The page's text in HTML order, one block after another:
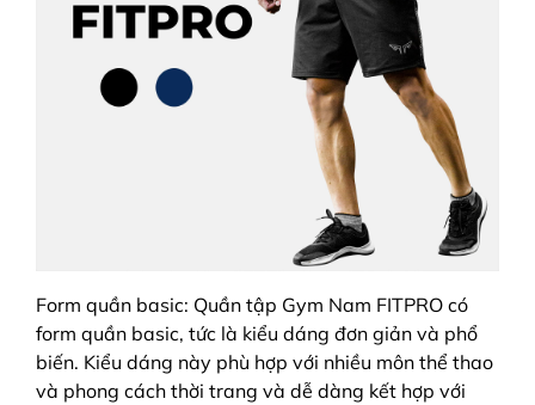
Form quần basic: Quần tập Gym Nam FITPRO có
form quần basic, tức là kiểu dáng đơn giản và phổ
biến. Kiểu dáng này phù hợp với nhiều môn thể thao
và phong cách thời trang và dễ dàng kết hợp với